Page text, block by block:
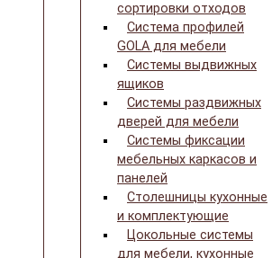
сортировки отходов
Система профилей
GOLA для мебели
Системы выдвижных
ящиков
Системы раздвижных
дверей для мебели
Системы фиксации
мебельных каркасов и
панелей
Столешницы кухонные
и комплектующие
Цокольные системы
для мебели, кухонные